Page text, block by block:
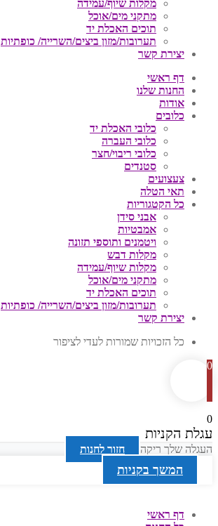
מקלות שיוף/עמידה
מתקני מים/אוכל
תוכים האכלת יד
תערובות/מזון ביצים/השרייה/ כופתיות
יצירת קשר
דף ראשי
החנות שלנו
אודות
כלובים
כלובי האכלת יד
כלובי העברה
כלובי ריבוי/חצר
סטנדים
צעצועים
תאי הטלה
כל הקטגוריות
אבני סידן
אמבטיות
ויטמנים ותוספי תזונה
מקלות דבש
מקלות שיוף/עמידה
מתקני מים/אוכל
תוכים האכלת יד
תערובות/מזון ביצים/השרייה/ כופתיות
יצירת קשר
כל הזכויות שמורות לעדי לציפור
0
0
עגלת הקניות
העגלה שלך ריקה חזור לחנות
המשך בקניות
דף ראשי